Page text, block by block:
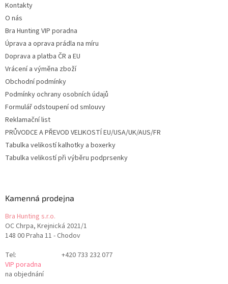
Kontakty
O nás
Bra Hunting VIP poradna
Úprava a oprava prádla na míru
Doprava a platba ČR a EU
Vrácení a výměna zboží
Obchodní podmínky
Podmínky ochrany osobních údajů
Formulář odstoupení od smlouvy
Reklamační list
PRŮVODCE A PŘEVOD VELIKOSTÍ EU/USA/UK/AUS/FR
Tabulka velikostí kalhotky a boxerky
Tabulka velikostí při výběru podprsenky
Kamenná prodejna
Bra Hunting s.r.o.
OC Chrpa, Krejnická 2021/1
148 00 Praha 11 - Chodov
Tel:
+420 733 232 077
VIP poradna
na objednání